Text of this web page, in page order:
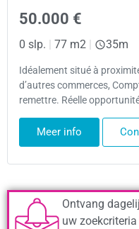
50.000 €
0 slp. | 77 m2 | 35m
Idéalement situé à
d’autres commerces,
remettre. Réelle
Meer info
Ontvang
uw